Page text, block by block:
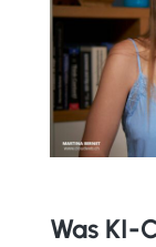
Was KI-